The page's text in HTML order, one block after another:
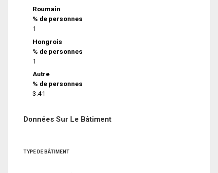
Roumain
% de personnes
1
Hongrois
% de personnes
1
Autre
% de personnes
3.41
Données Sur Le Bâtiment
TYPE DE BÂTIMENT